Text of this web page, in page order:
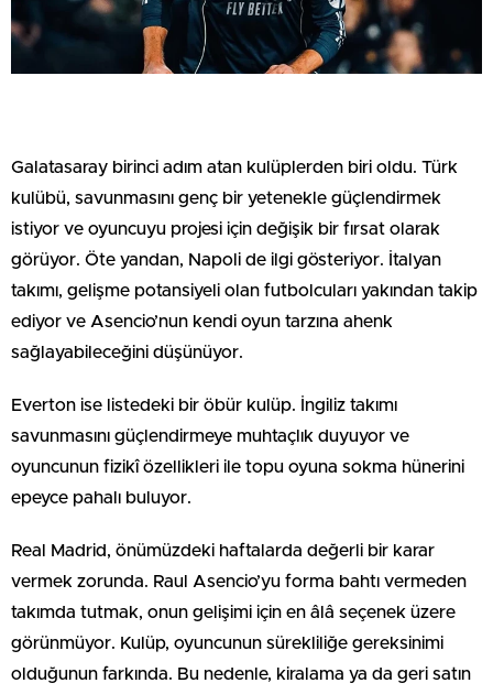
Galatasaray birinci adım atan kulüplerden biri oldu. Türk
kulübü, savunmasını genç bir yetenekle güçlendirmek
istiyor ve oyuncuyu projesi için değişik bir fırsat olarak
görüyor. Öte yandan, Napoli de ilgi gösteriyor. İtalyan
takımı, gelişme potansiyeli olan futbolcuları yakından takip
ediyor ve Asencio’nun kendi oyun tarzına ahenk
sağlayabileceğini düşünüyor.
Everton ise listedeki bir öbür kulüp. İngiliz takımı
savunmasını güçlendirmeye muhtaçlık duyuyor ve
oyuncunun fizikî özellikleri ile topu oyuna sokma hünerini
epeyce pahalı buluyor.
Real Madrid, önümüzdeki haftalarda değerli bir karar
vermek zorunda. Raul Asencio’yu forma bahtı vermeden
takımda tutmak, onun gelişimi için en âlâ seçenek üzere
görünmüyor. Kulüp, oyuncunun sürekliliğe gereksinimi
olduğunun farkında. Bu nedenle, kiralama ya da geri satın